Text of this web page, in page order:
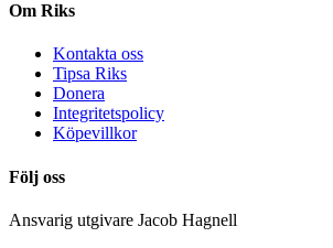
Om Riks
Kontakta oss
Tipsa Riks
Donera
Integritetspolicy
Köpevillkor
Följ oss
Ansvarig utgivare Jacob Hagnell